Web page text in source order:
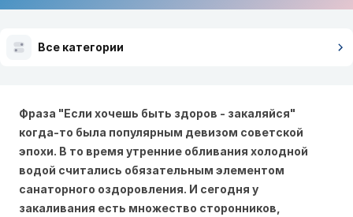
Все категории
Фраза "Если хочешь быть здоров - закаляйся"
когда-то была популярным девизом советской
эпохи. В то время утренние обливания холодной
водой считались обязательным элементом
санаторного оздоровления. И сегодня у
закаливания есть множество сторонников,